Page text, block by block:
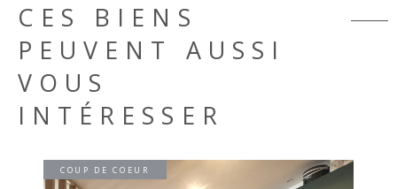
CES BIENS
PEUVENT AUSSI
VOUS
INTÉRESSER
COUP DE COEUR